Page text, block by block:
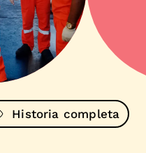
Historia completa